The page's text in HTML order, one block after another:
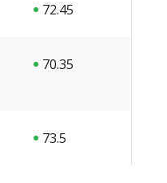
72.45
70.35
73.5